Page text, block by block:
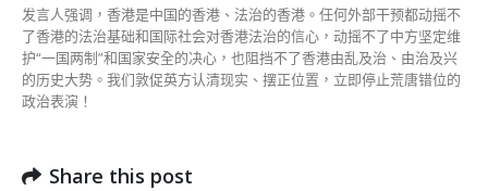
发言人强调，香港是中国的香港、法治的香港。任何外部干预都动摇不
了香港的法治基础和国际社会对香港法治的信心，动摇不了中方坚定维
护“一国两制”和国家安全的决心，也阻挡不了香港由乱及治、由治及兴
的历史大势。我们敦促英方认清现实、摆正位置，立即停止荒唐错位的
政治表演！
Share this post